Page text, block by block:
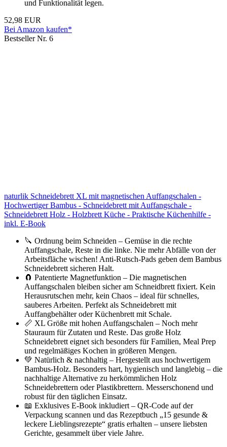
und Funktionalität legen.
52,98 EUR
Bei Amazon kaufen*
Bestseller Nr. 6
naturlik Schneidebrett XL mit magnetischen Auffangschalen -
Hochwertiger Bambus - Schneidebrett mit Auffangschale -
Schneidebrett Holz - Holzbrett Küche - Praktische Küchenhilfe -
inkl. E-Book
🔪 Ordnung beim Schneiden – Gemüse in die rechte
Auffangschale, Reste in die linke. Nie mehr Abfälle von der
Arbeitsfläche wischen! Anti-Rutsch-Pads geben dem Bambus
Schneidebrett sicheren Halt.
🧲 Patentierte Magnetfunktion – Die magnetischen
Auffangschalen bleiben sicher am Schneidbrett fixiert. Kein
Herausrutschen mehr, kein Chaos – ideal für schnelles,
sauberes Arbeiten. Perfekt als Schneidebrett mit
Auffangbehälter oder Küchenbrett mit Schale.
📏 XL Größe mit hohen Auffangschalen – Noch mehr
Stauraum für Zutaten und Reste. Das große Holz
Schneidebrett eignet sich besonders für Familien, Meal Prep
und regelmäßiges Kochen in größeren Mengen.
💚 Natürlich & nachhaltig – Hergestellt aus hochwertigem
Bambus-Holz. Besonders hart, hygienisch und langlebig – die
nachhaltige Alternative zu herkömmlichen Holz
Schneidebrettern oder Plastikbrettern. Messerschonend und
robust für den täglichen Einsatz.
📖 Exklusives E-Book inkludiert – QR-Code auf der
Verpackung scannen und das Rezeptbuch „15 gesunde &
leckere Lieblingsrezepte“ gratis erhalten – unsere liebsten
Gerichte, gesammelt über viele Jahre.